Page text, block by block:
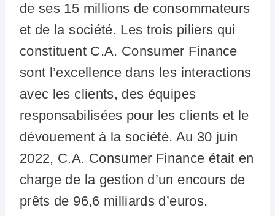
de ses 15 millions de consommateurs
et de la société. Les trois piliers qui
constituent C.A. Consumer Finance
sont l’excellence dans les interactions
avec les clients, des équipes
responsabilisées pour les clients et le
dévouement à la société. Au 30 juin
2022, C.A. Consumer Finance était en
charge de la gestion d’un encours de
prêts de 96,6 milliards d’euros.